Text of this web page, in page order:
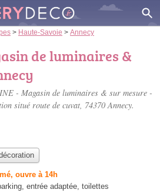
> Haute-Savoie > Annecy
de luminaires &
- Magasin de luminaires & sur mesure -
situé route de cuvat, 74370 Annecy.
ouvre à 14h
entrée adaptée, toilettes